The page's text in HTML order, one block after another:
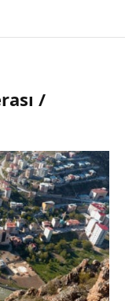
/